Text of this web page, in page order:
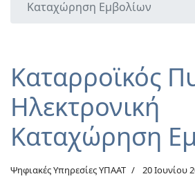
Καταχώρηση Εμβολίων
Καταρροϊκός
Ηλεκτρονική
Καταχώρηση
Ψηφιακές Υπηρεσίες ΥΠΑΑΤ 20 Ιουνίου